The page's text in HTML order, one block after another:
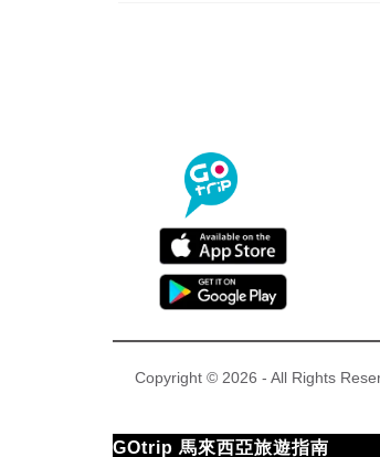
Copyright © 2026 - All Rights
GOtrip 馬來西亞旅遊指南